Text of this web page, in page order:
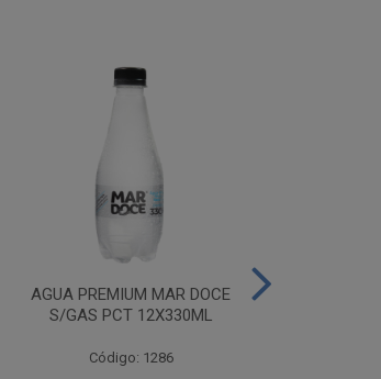
AGUA PREMIUM MAR DOCE
S/GAS PCT 12X330ML
Código: 1286